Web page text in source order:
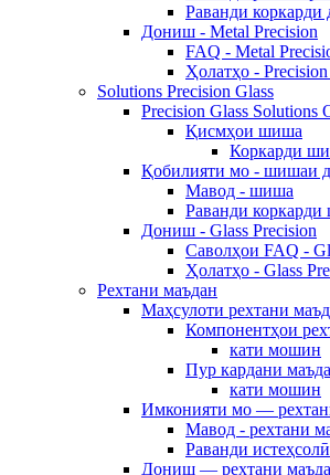
Раванди коркарди
Дониш - Metal Precision
FAQ - Metal
Ҳолатҳо -
Solutions Precision Glass
Precision Glass Solutions
Қисмҳои шиша
Коркарди
Қобилияти мо - шишаи
Мавод - шиша
Раванди
Дониш - Glass Precision
Саволҳои FAQ -
Ҳолатҳо - Glass
Рехтани маъдан
Маҳсулоти рехтани
Компонентҳои
кати мошин
Пур кардани
кати мошин
Имконияти мо —
Мавод - рехтани
Раванди истеҳсолӣ
Дониш — рехтани